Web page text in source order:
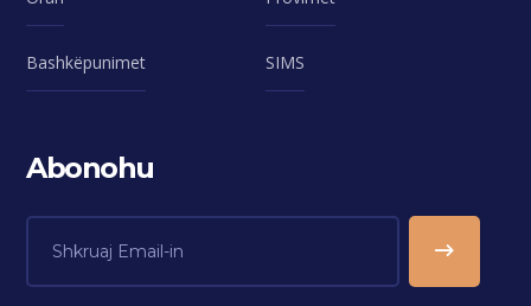
Bashkëpunimet SIMS
Abonohu